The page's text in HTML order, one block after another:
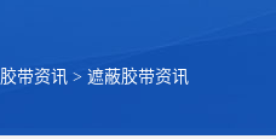
胶带资讯 > 遮蔽胶带资讯